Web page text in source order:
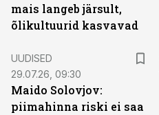
mais langeb järsult,
õlikultuurid kasvavad
UUDISED
29.07.26, 09:30
Maido Solovjov:
piimahinna riski ei saa